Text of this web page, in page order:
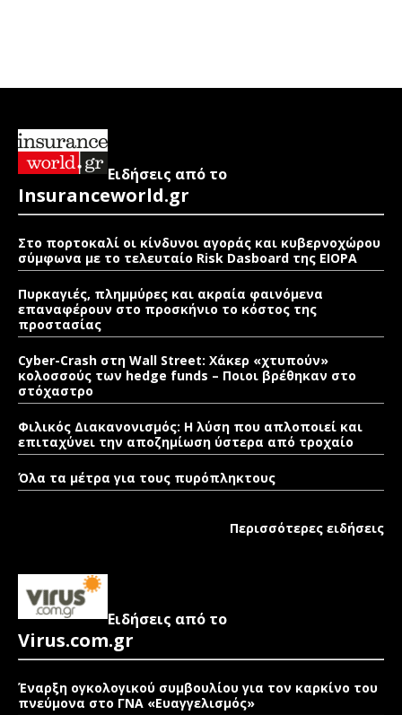
Ειδήσεις από το
Insuranceworld.gr
Στο πορτοκαλί οι κίνδυνοι αγοράς και κυβερνοχώρου
σύμφωνα με το τελευταίο Risk Dasboard της EIOPA
Πυρκαγιές, πλημμύρες και ακραία φαινόμενα
επαναφέρουν στο προσκήνιο το κόστος της
προστασίας
Cyber-Crash στη Wall Street: Χάκερ «χτυπούν»
κολοσσούς των hedge funds – Ποιοι βρέθηκαν στο
στόχαστρο
Φιλικός Διακανονισμός: Η λύση που απλοποιεί και
επιταχύνει την αποζημίωση ύστερα από τροχαίο
Όλα τα μέτρα για τους πυρόπληκτους
Περισσότερες ειδήσεις
Ειδήσεις από το
Virus.com.gr
Έναρξη ογκολογικού συμβουλίου για τον καρκίνο του
πνεύμονα στο ΓΝΑ «Ευαγγελισμός»